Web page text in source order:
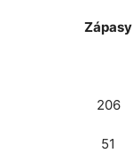
Zápasy
206
51